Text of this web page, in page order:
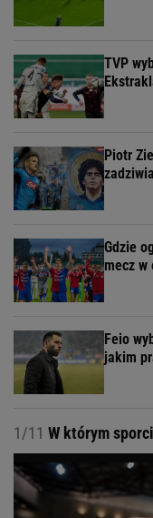
TVP
Piotr
Gdzie
mecz w
Feio
jakim
1/11 W którym